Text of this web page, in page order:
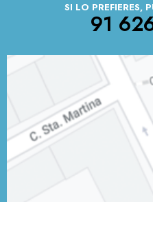
SI LO PREFIERES,
91